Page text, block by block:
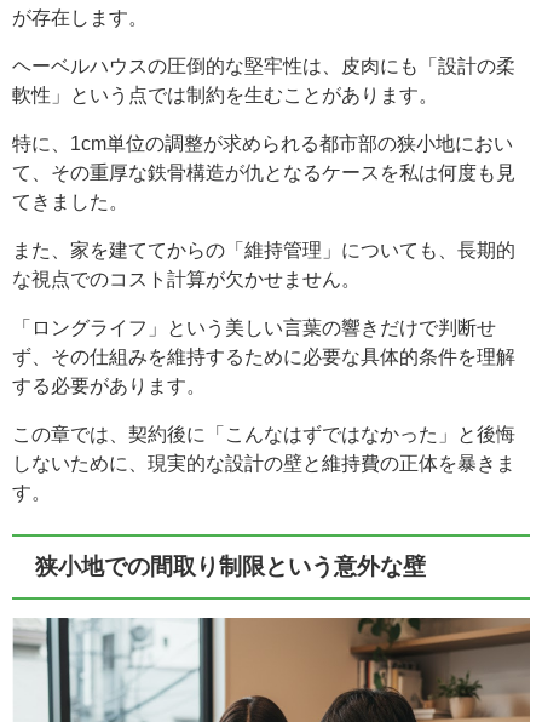
が存在します。
ヘーベルハウスの圧倒的な堅牢性は、皮肉にも「設計の柔
軟性」という点では制約を生むことがあります。
特に、1cm単位の調整が求められる都市部の狭小地におい
て、その重厚な鉄骨構造が仇となるケースを私は何度も見
てきました。
また、家を建ててからの「維持管理」についても、長期的
な視点でのコスト計算が欠かせません。
「ロングライフ」という美しい言葉の響きだけで判断せ
ず、その仕組みを維持するために必要な具体的条件を理解
する必要があります。
この章では、契約後に「こんなはずではなかった」と後悔
しないために、現実的な設計の壁と維持費の正体を暴きま
す。
狭小地での間取り制限という意外な壁